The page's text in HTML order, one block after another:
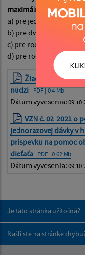
maximálnej výške
a) pre jednotlivca do
b) pre dvojicu bez detí
c) pre rodinu s 1 až 3
d) pre rodinu so 4 a viac
Žiadosť o
núdzi | PDF | 0.4 Mb
Dátum vyvesenia:
VZN č. 02-2021 o
jednorazovej dávky v
príspevku na pomoc
dieťaťa | PDF | 0.62 Mb
Dátum vyvesenia:
Je táto stránka užitočná?
Našli ste na stránke